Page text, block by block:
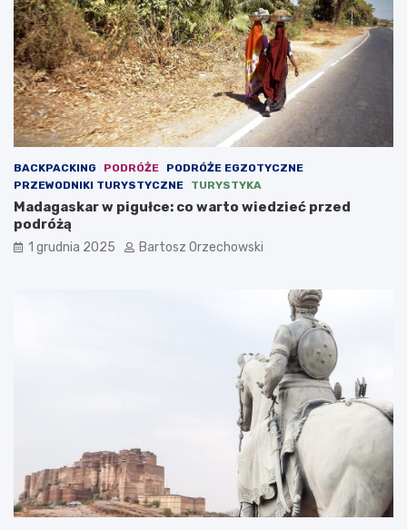
BACKPACKING PODRÓŻE
PODRÓŻE EGZOTYCZNE
PRZEWODNIKI TURYSTYCZNE
TURYSTYKA
Madagaskar w pigułce: co warto wiedzieć przed
podróżą
1 grudnia 2025 Bartosz Orzechowski